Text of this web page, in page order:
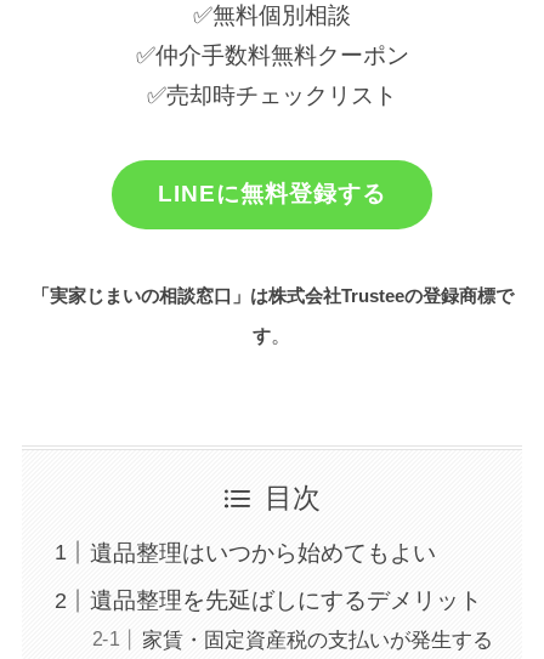
✅無料個別相談
✅仲介手数料無料クーポン
✅売却時チェックリスト
LINEに無料登録する
「実家じまいの相談窓口」は株式会社Trusteeの登録商標で
す。
目次
遺品整理はいつから始めてもよい
遺品整理を先延ばしにするデメリット
家賃・固定資産税の支払いが発生する